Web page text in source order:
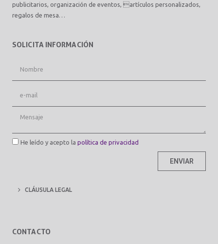
publicitarios, organización de eventos, artículos personalizados,
regalos de mesa…
SOLICITA INFORMACIÓN
He leído y acepto la política de privacidad
ENVIAR
CLÁUSULA LEGAL
CONTACTO